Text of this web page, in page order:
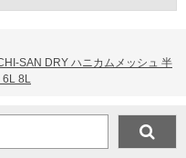
SAN DRY ハニカムメッシュ 半
6L 8L